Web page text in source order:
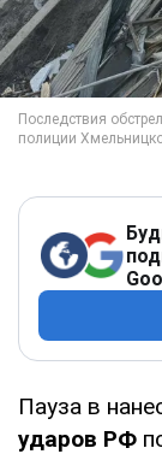
Пауза в
ударов РФ